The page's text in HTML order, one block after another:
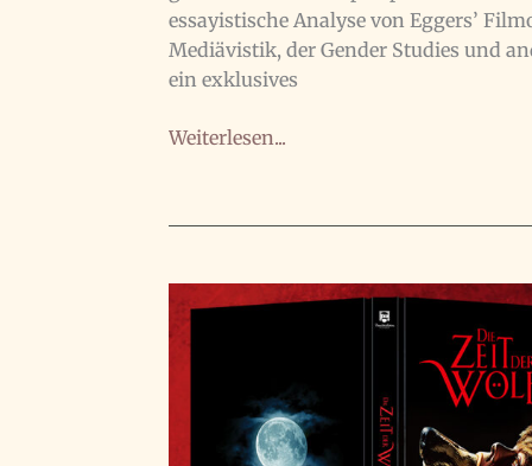
essayistische Analyse von Eggers’
Mediävistik, der Gender Studies und
ein exklusives
Band
Eggers
Erscheinen
Weiterlesen...